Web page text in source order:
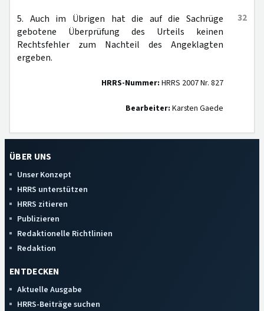
32
5. Auch im Übrigen hat die auf die Sachrüge
gebotene Überprüfung des Urteils keinen
Rechtsfehler zum Nachteil des Angeklagten
ergeben.
HRRS-Nummer: HRRS 2007 Nr. 827
Bearbeiter: Karsten Gaede
ÜBER UNS
Unser Konzept
HRRS unterstützen
HRRS zitieren
Publizieren
Redaktionelle Richtlinien
Redaktion
ENTDECKEN
Aktuelle Ausgabe
HRRS-Beiträge suchen